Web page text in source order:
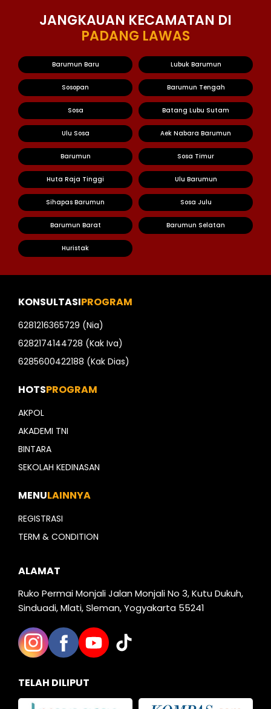
JANGKAUAN KECAMATAN DI
PADANG LAWAS
Barumun Baru Lubuk Barumun
Sosopan Barumun Tengah
Sosa Batang Lubu Sutam
Ulu Sosa Aek Nabara Barumun
Barumun Sosa Timur
Huta Raja Tinggi Ulu Barumun
Sihapas Barumun Sosa Julu
Barumun Barat Barumun Selatan
Huristak
KONSULTASIPROGRAM
6281216365729 (Nia)
6282174144728 (Kak Iva)
6285600422188 (Kak Dias)
HOTSPROGRAM
AKPOL
AKADEMI TNI
BINTARA
SEKOLAH KEDINASAN
MENULAINNYA
REGISTRASI
TERM & CONDITION
ALAMAT
Ruko Permai Monjali Jalan Monjali No 3, Kutu Dukuh,
Sinduadi, Mlati, Sleman, Yogyakarta 55241
TELAH DILIPUT